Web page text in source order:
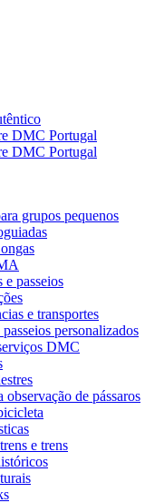
grupos pequenos
passeios
e transportes
personalizados
DMC
observação de pássaros
e trens